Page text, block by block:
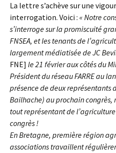
La lettre s’achève sur une
interrogation. Voici : « Notre
s’interroge sur la promiscuité
FNSEA, et les tenants de
largement médiatisée de JC
FNE] le 21 février aux côtés du
Président du réseau FARRE au
présence de deux représentants
Bailhache) au prochain
tout représentant de
congrès !
En Bretagne, première région
associations travaillent